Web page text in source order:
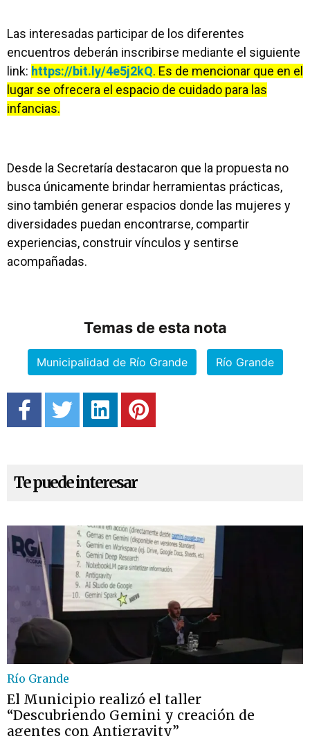
Las interesadas participar de los diferentes
encuentros deberán inscribirse mediante el siguiente
link: https://bit.ly/4e5j2kQ. Es de mencionar que en el
lugar se ofrecera el espacio de cuidado para las
infancias.
Desde la Secretaría destacaron que la propuesta no
busca únicamente brindar herramientas prácticas,
sino también generar espacios donde las mujeres y
diversidades puedan encontrarse, compartir
experiencias, construir vínculos y sentirse
acompañadas.
Temas de esta nota
Municipalidad de Río Grande Río Grande
Te puede interesar
Río Grande
El Municipio realizó el taller
“Descubriendo Gemini y creación de
agentes con Antigravity”